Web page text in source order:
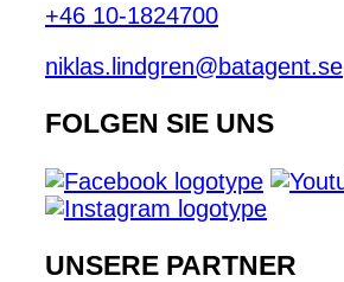
+46 10-1824700
niklas.lindgren@batagent.se
FOLGEN SIE UNS
UNSERE PARTNER